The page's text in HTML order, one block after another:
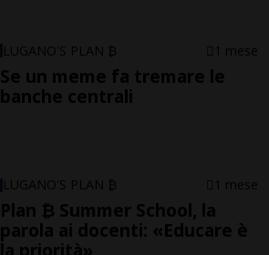
LUGANO'S PLAN ₿ 1 mese
Se un meme fa tremare le
banche centrali
LUGANO'S PLAN ₿ 1 mese
Plan ₿ Summer School, la
parola ai docenti: «Educare è